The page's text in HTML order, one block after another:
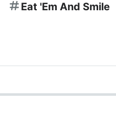
Eat 'Em And Smile